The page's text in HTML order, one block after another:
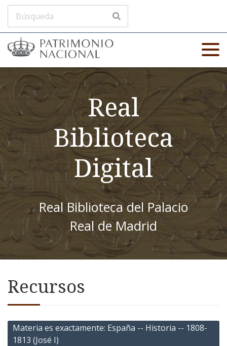
Real
Biblioteca
Digital
Real Biblioteca del Palacio
Real de Madrid
Recursos
Materia es exactamente España -- Historia -- 1808-
1813 (José I)